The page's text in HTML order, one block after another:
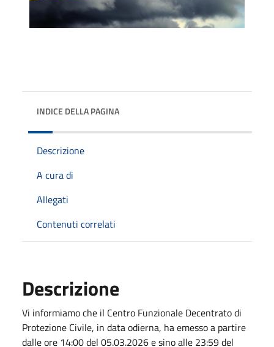
INDICE DELLA PAGINA
Descrizione
A cura di
Allegati
Contenuti correlati
Descrizione
Vi informiamo che il Centro Funzionale Decentrato di
Protezione Civile, in data odierna, ha emesso a partire
dalle ore 14:00 del 05.03.2026 e sino alle 23:59 del